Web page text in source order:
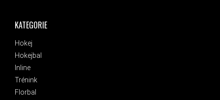
KATEGORIE
Hokej
Hokejbal
Inline
Trénink
Florbal